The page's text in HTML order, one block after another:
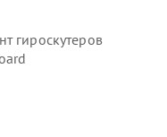
гироскутеров